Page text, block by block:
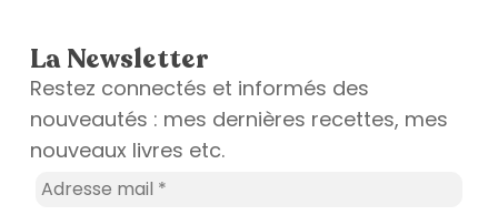
La Newsletter
Restez connectés et informés des
nouveautés : mes dernières recettes, mes
nouveaux livres etc.